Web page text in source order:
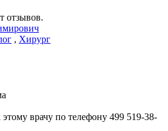
отзывов.
, Хирург
врачу по телефону 499 519-38-